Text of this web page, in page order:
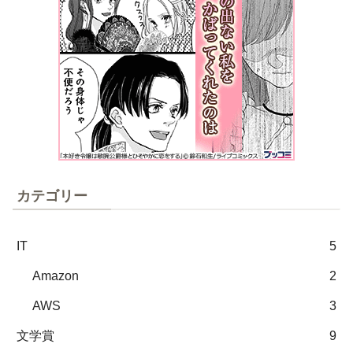
カテゴリー
IT 5
Amazon 2
AWS 3
文学賞 9